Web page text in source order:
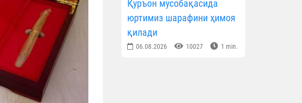
Қуръон мусобақасида
юртимиз шарафини ҳимоя
қилади
06.08.2026 10027 1 min.